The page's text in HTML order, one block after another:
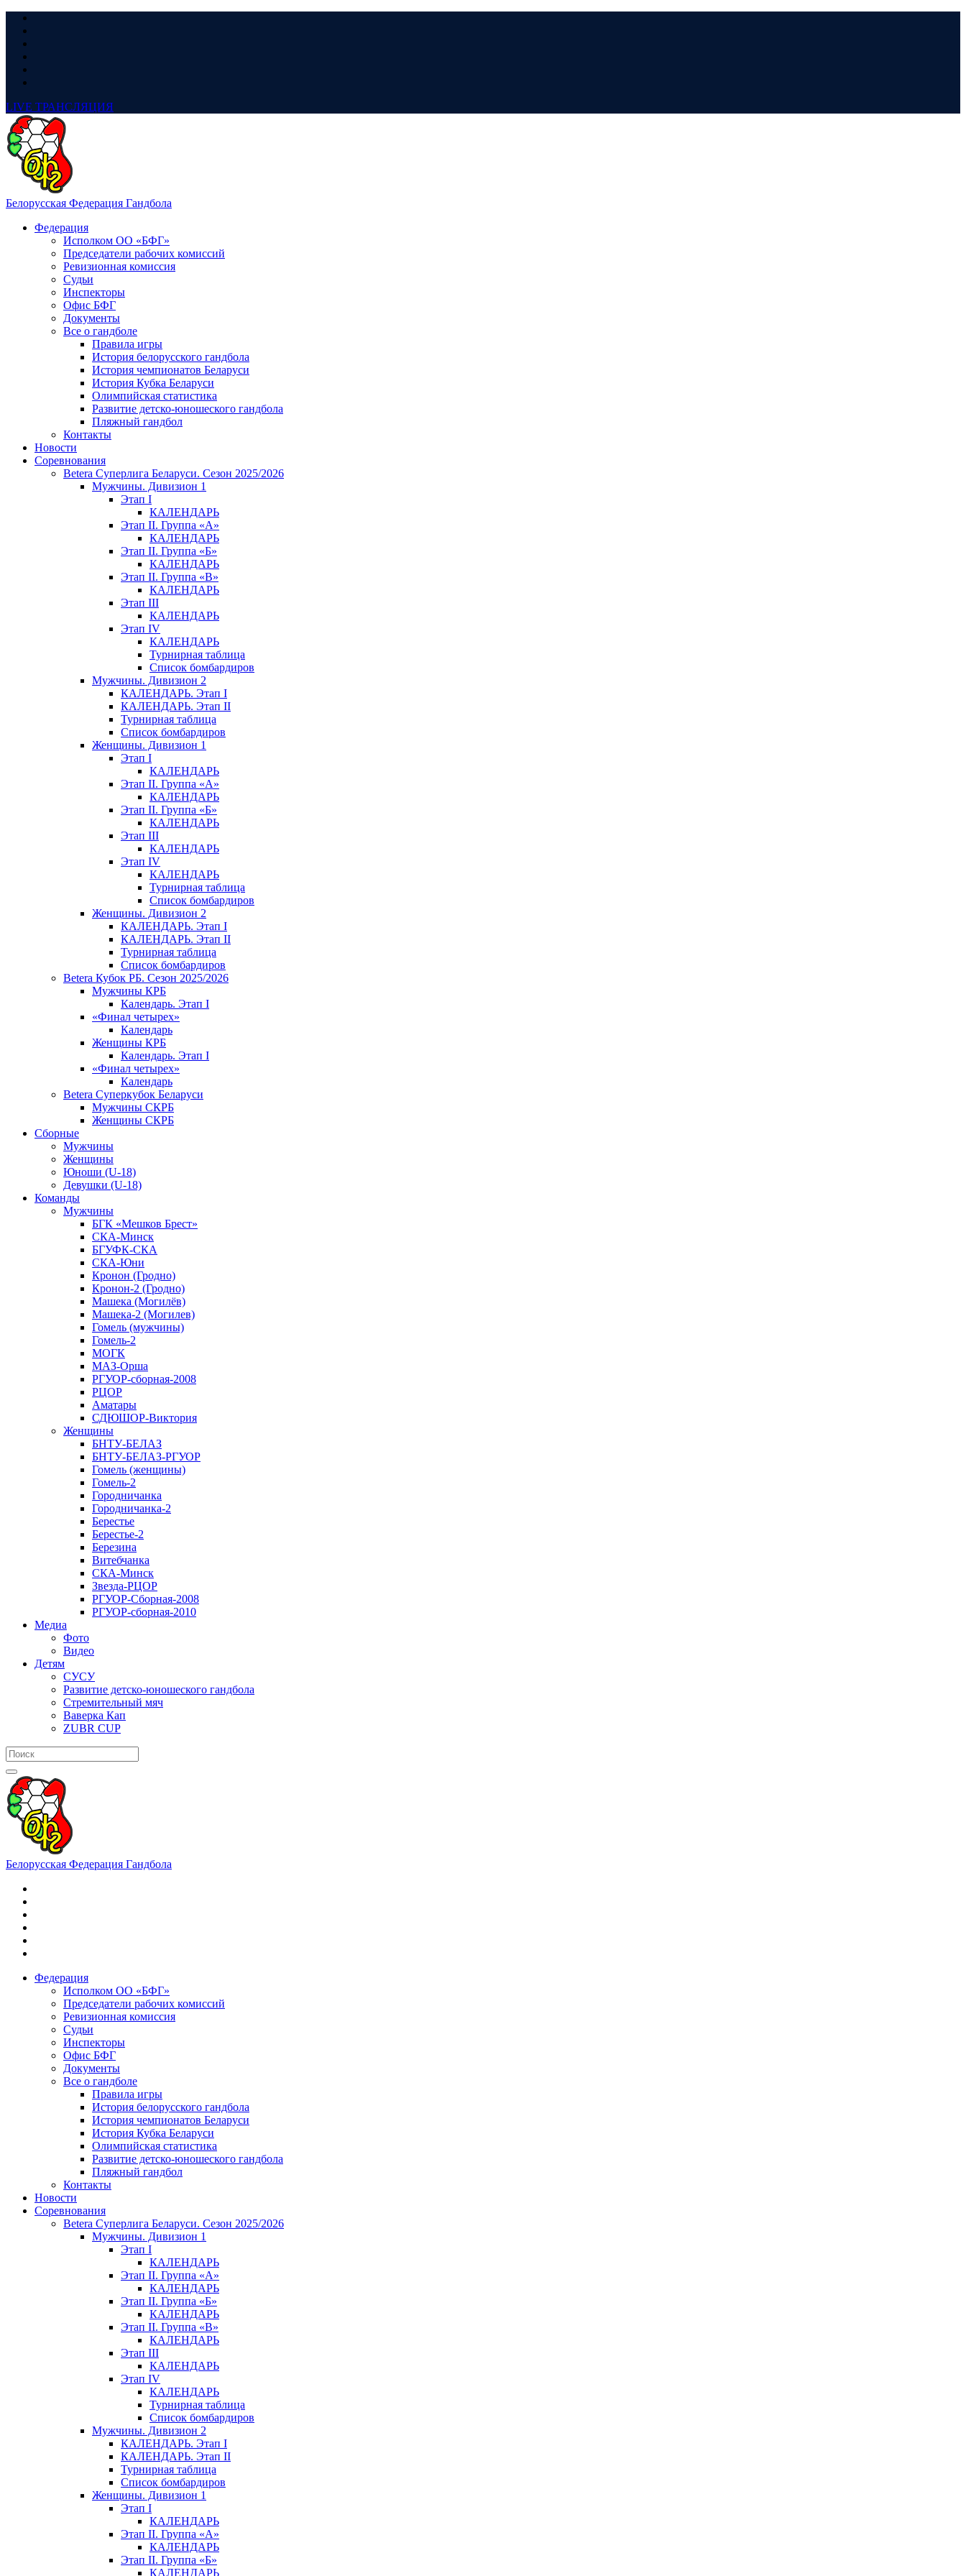
LIVE ТРАНСЛЯЦИЯ
Белорусская Федерация Гандбола
Федерация
Исполком ОО «БФГ»
Председатели рабочих комиссий
Ревизионная комиссия
Судьи
Инспекторы
Офис БФГ
Документы
Все о гандболе
Правила игры
История белорусского гандбола
История чемпионатов Беларуси
История Кубка Беларуси
Олимпийская статистика
Развитие детско-юношеского гандбола
Пляжный гандбол
Контакты
Новости
Соревнования
Betera Суперлига Беларуси. Сезон 2025/2026
Мужчины. Дивизион 1
Этап I
КАЛЕНДАРЬ
Этап II. Группа «А»
КАЛЕНДАРЬ
Этап II. Группа «Б»
КАЛЕНДАРЬ
Этап II. Группа «В»
КАЛЕНДАРЬ
Этап III
КАЛЕНДАРЬ
Этап IV
КАЛЕНДАРЬ
Турнирная таблица
Список бомбардиров
Мужчины. Дивизион 2
КАЛЕНДАРЬ. Этап I
КАЛЕНДАРЬ. Этап II
Турнирная таблица
Список бомбардиров
Женщины. Дивизион 1
Этап I
КАЛЕНДАРЬ
Этап II. Группа «А»
КАЛЕНДАРЬ
Этап II. Группа «Б»
КАЛЕНДАРЬ
Этап III
КАЛЕНДАРЬ
Этап IV
КАЛЕНДАРЬ
Турнирная таблица
Список бомбардиров
Женщины. Дивизион 2
КАЛЕНДАРЬ. Этап I
КАЛЕНДАРЬ. Этап II
Турнирная таблица
Список бомбардиров
Betera Кубок РБ. Сезон 2025/2026
Мужчины КРБ
Календарь. Этап I
«Финал четырех»
Календарь
Женщины КРБ
Календарь. Этап I
«Финал четырех»
Календарь
Betera Суперкубок Беларуси
Мужчины СКРБ
Женщины СКРБ
Сборные
Мужчины
Женщины
Юноши (U-18)
Девушки (U-18)
Команды
Мужчины
БГК «Мешков Брест»
СКА-Минск
БГУФК-СКА
СКА-Юни
Кронон (Гродно)
Кронон-2 (Гродно)
Машека (Могилёв)
Машека-2 (Могилев)
Гомель (мужчины)
Гомель-2
МОГК
МАЗ-Орша
РГУОР-сборная-2008
РЦОР
Аматары
СДЮШОР-Виктория
Женщины
БНТУ-БЕЛАЗ
БНТУ-БЕЛАЗ-РГУОР
Гомель (женщины)
Гомель-2
Городничанка
Городничанка-2
Берестье
Берестье-2
Березина
Витебчанка
СКА-Минск
Звезда-РЦОР
РГУОР-Сборная-2008
РГУОР-сборная-2010
Медиа
Фото
Видео
Детям
СУСУ
Развитие детско-юношеского гандбола
Стремительный мяч
Ваверка Кап
ZUBR CUP
Белорусская Федерация Гандбола
Федерация
Исполком ОО «БФГ»
Председатели рабочих комиссий
Ревизионная комиссия
Судьи
Инспекторы
Офис БФГ
Документы
Все о гандболе
Правила игры
История белорусского гандбола
История чемпионатов Беларуси
История Кубка Беларуси
Олимпийская статистика
Развитие детско-юношеского гандбола
Пляжный гандбол
Контакты
Новости
Соревнования
Betera Суперлига Беларуси. Сезон 2025/2026
Мужчины. Дивизион 1
Этап I
КАЛЕНДАРЬ
Этап II. Группа «А»
КАЛЕНДАРЬ
Этап II. Группа «Б»
КАЛЕНДАРЬ
Этап II. Группа «В»
КАЛЕНДАРЬ
Этап III
КАЛЕНДАРЬ
Этап IV
КАЛЕНДАРЬ
Турнирная таблица
Список бомбардиров
Мужчины. Дивизион 2
КАЛЕНДАРЬ. Этап I
КАЛЕНДАРЬ. Этап II
Турнирная таблица
Список бомбардиров
Женщины. Дивизион 1
Этап I
КАЛЕНДАРЬ
Этап II. Группа «А»
КАЛЕНДАРЬ
Этап II. Группа «Б»
КАЛЕНДАРЬ